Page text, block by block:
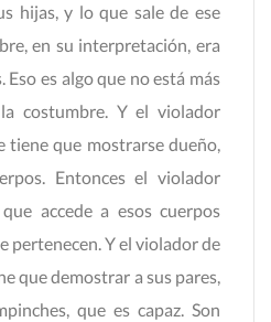
hijas, y lo que sale de ese
en su interpretación, era
Eso es algo que no está más
costumbre. Y el violador
tiene que mostrarse dueño,
Entonces el violador
accede a esos cuerpos
pertenecen. Y el violador de
que demostrar a sus pares,
que es capaz. Son